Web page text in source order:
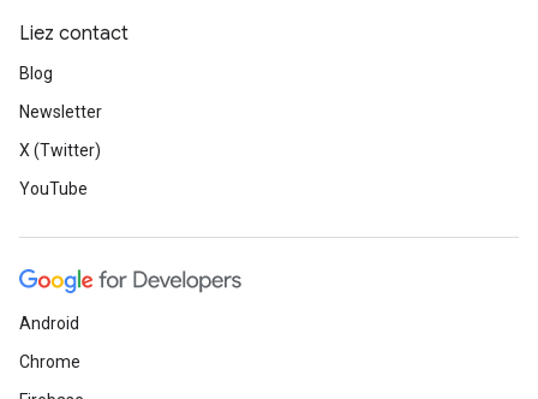
Liez contact
Blog
Newsletter
X (Twitter)
YouTube
Android
Chrome